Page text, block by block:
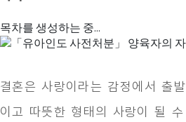
목차를 생성하는 중...
결혼은 사랑이라는 감정에서 출
이고 따뜻한 형태의 사랑이 될